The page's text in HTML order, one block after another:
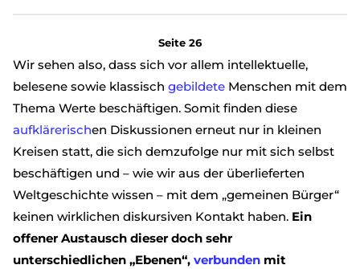
Seite 26
Wir sehen also, dass sich vor allem intellektuelle,
belesene sowie klassisch gebildete Menschen mit dem
Thema Werte beschäftigen. Somit finden diese
aufklärerischen Diskussionen erneut nur in kleinen
Kreisen statt, die sich demzufolge nur mit sich selbst
beschäftigen und – wie wir aus der überlieferten
Weltgeschichte wissen – mit dem „gemeinen Bürger“
keinen wirklichen diskursiven Kontakt haben. Ein
offener Austausch dieser doch sehr
unterschiedlichen „Ebenen“, verbunden mit